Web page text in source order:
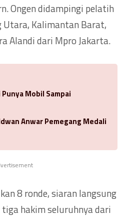
Ongen didampingi pelatih
Utara, Kalimantan Barat,
Alandi dari Mpro Jakarta.
Mobil Sampai
Anwar Pemegang Medali
8 ronde, siaran langsung
hakim seluruhnya dari